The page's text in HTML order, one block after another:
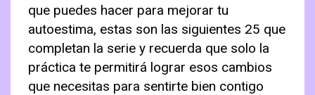
que puedes hacer para mejorar tu
autoestima, estas son las siguientes 25 que
completan la serie y recuerda que solo la
práctica te permitirá lograr esos cambios
que necesitas para sentirte bien contigo